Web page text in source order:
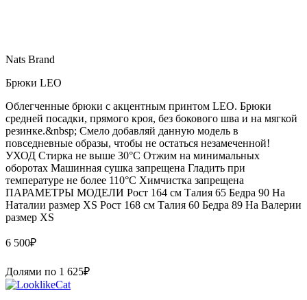
Nats Brand
Брюки LEO
Облегченные брюки с акцентным принтом LEO. Брюки
средней посадки, прямого кроя, без бокового шва и на мягкой
резинке.&nbsp; Смело добавляй данную модель в
повседневные образы, чтобы не остаться незамеченной!
УХОД Стирка не выше 30°С Отжим на минимальных
оборотах Машинная сушка запрещена Гладить при
температуре не более 110°С Химчистка запрещена
ПАРАМЕТРЫ МОДЕЛИ Рост 164 см Талия 65 Бедра 90 На
Наталии размер XS Рост 168 см Талия 60 Бедра 89 На Валерии
размер XS
6 500₽
Долями по 1 625₽